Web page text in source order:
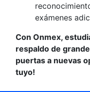
exámenes
Con Onmex,
respaldo de
puertas a nuevas
tuyo!